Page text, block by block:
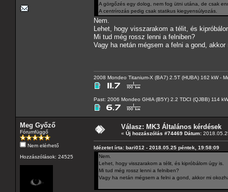
A görgőzés egy dolog, nem fog ütni utána, de csak
A centrírozás pedig csak statikus kiegyensúlyozás.
Nem.
Lehet, hogy visszarakom a télit, és
Mi tud még rossz lenni a felniben?
Vagy ha netán mégsem a felni a gond,
2008 Mondeo Titanium-X (BA7) 2.5T (HUBA) 162 kW -
Past: 2006 Mondeo GHIA (B5Y) 2.2 TDCI (QJBB) 114
Meg Győző
Fórumfüggő
Nem elérhető
Hozzászólások: 24525
Válasz: MK3 Általános kérdések
« Új hozzászólás #74469 Dátum:
Idézetet írta: bari012 - 2018.05.25 péntek, 19:58:09
Nem.
Lehet, hogy visszarakom a télit, és kipróbálom úgy is.
Mi tud még rossz lenni a felniben?
Vagy ha netán mégsem a felni a gond, akkor mi